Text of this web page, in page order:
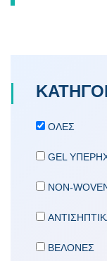
ΟΛΕΣ
GEL
NON-
ΒΕΛΟΝΕΣ